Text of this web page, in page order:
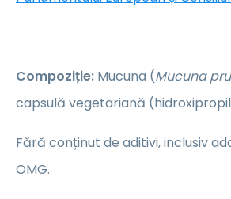
Compoziție: Mucuna (Mucuna
capsulă vegetariană
Fără conținut de aditivi, inclusiv
OMG.